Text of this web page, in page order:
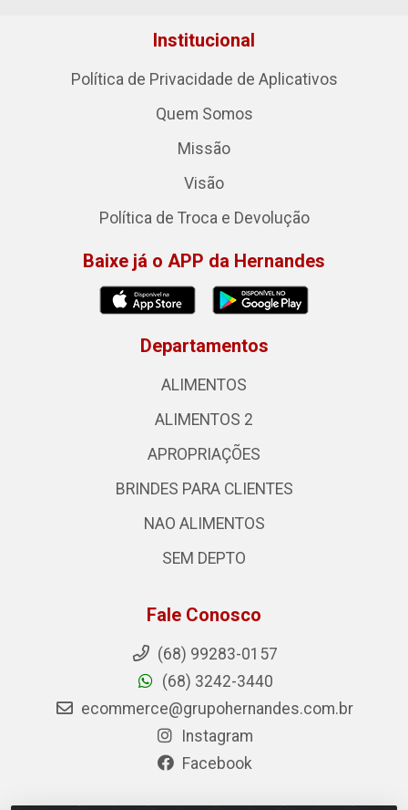
Institucional
Política de Privacidade de Aplicativos
Quem Somos
Missão
Visão
Política de Troca e Devolução
Baixe já o APP da Hernandes
Departamentos
ALIMENTOS
ALIMENTOS 2
APROPRIAÇÕES
BRINDES PARA CLIENTES
NAO ALIMENTOS
SEM DEPTO
Fale Conosco
(68) 99283-0157
(68) 3242-3440
ecommerce@grupohernandes.com.br
Instagram
Facebook